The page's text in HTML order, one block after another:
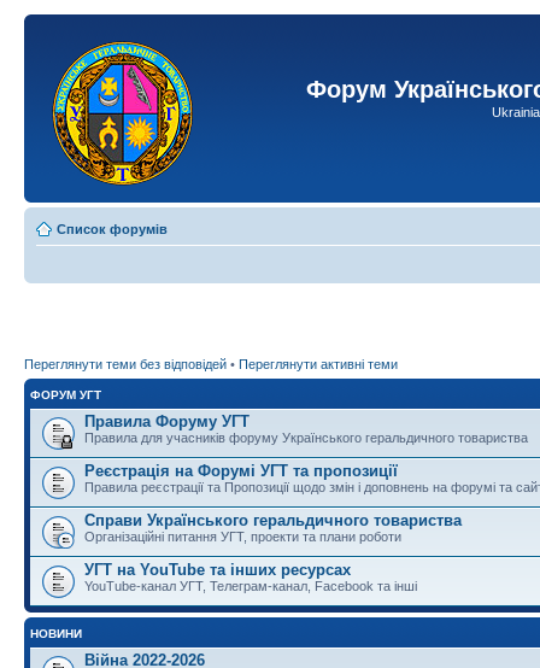
Форум
Список форумів
Переглянути теми без відповідей • Переглянути активні теми
ФОРУМ УГТ
Правила Форуму УГТ
Правила для учасників форуму Українського геральдичного товариства
Реєстрація на Форумі УГТ та пропозиції
Правила реєстрації та Пропозиції щодо змін і доповнень на форумі та
Справи Українського геральдичного товариства
Організаційні питання УГТ, проекти та плани роботи
УГТ на YouTube та інших ресурсах
YouTube-канал УГТ, Телеграм-канал, Facebook та інші
НОВИНИ
Війна 2022-2026